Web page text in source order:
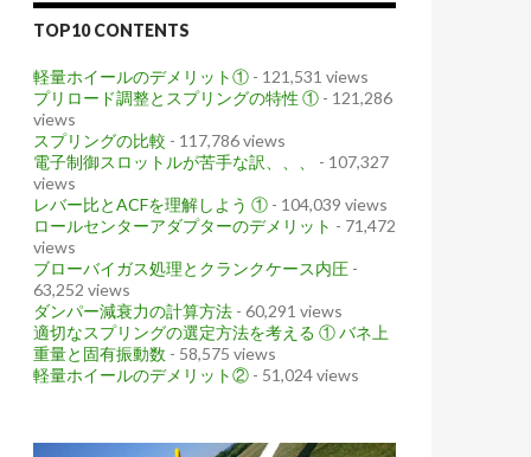
TOP10 CONTENTS
軽量ホイールのデメリット① - 121,531 views
プリロード調整とスプリングの特性 ① - 121,286
views
スプリングの比較 - 117,786 views
電子制御スロットルが苦手な訳、、、
- 107,327
views
レバー比とACFを理解しよう ① - 104,039 views
ロールセンターアダプターのデメリット - 71,472
views
ブローバイガス処理とクランクケース内圧 -
63,252 views
ダンパー減衰力の計算方法 - 60,291 views
適切なスプリングの選定方法を考える ① バネ上
重量と固有振動数 - 58,575 views
軽量ホイールのデメリット② - 51,024 views